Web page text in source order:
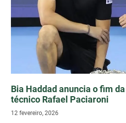
Bia Haddad anuncia o fim
técnico Rafael Paciaroni
12 fevereiro, 2026